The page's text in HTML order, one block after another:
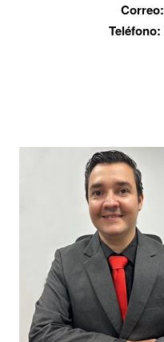
Correo:
Teléfono: